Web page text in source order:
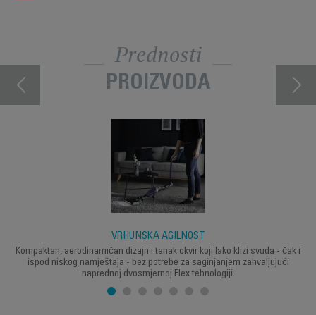
Prednosti
PROIZVODA
VRHUNSKA AGILNOST
Kompaktan, aerodinamičan dizajn i tanak okvir koji lako klizi svuda - čak i
ispod niskog namještaja - bez potrebe za saginjanjem zahvaljujući
naprednoj dvosmjernoj Flex tehnologiji.